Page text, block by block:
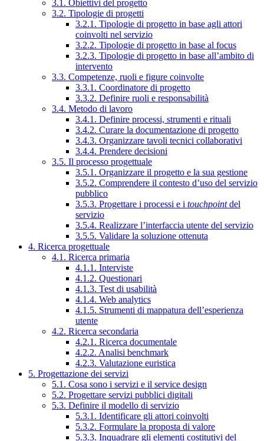
3.1. Obiettivi del progetto
3.2. Tipologie di progetti
3.2.1. Tipologie di progetto in base agli attori
coinvolti nel servizio
3.2.2. Tipologie di progetto in base al focus
3.2.3. Tipologie di progetto in base all’ambito di
intervento
3.3. Competenze, ruoli e figure coinvolte
3.3.1. Coordinatore di progetto
3.3.2. Definire ruoli e responsabilità
3.4. Metodo di lavoro
3.4.1. Definire processi, strumenti e rituali
3.4.2. Curare la documentazione di progetto
3.4.3. Organizzare tavoli tecnici collaborativi
3.4.4. Prendere decisioni
3.5. Il processo progettuale
3.5.1. Organizzare il progetto e la sua gestione
3.5.2. Comprendere il contesto d’uso del servizio
pubblico
3.5.3. Progettare i processi e i touchpointdel
servizio
3.5.4. Realizzare l’interfaccia utente del servizio
3.5.5. Validare la soluzione ottenuta
4. Ricerca progettuale
4.1. Ricerca primaria
4.1.1. Interviste
4.1.2. Questionari
4.1.3. Test di usabilità
4.1.4. Web analytics
4.1.5. Strumenti di mappatura dell’esperienza
utente
4.2. Ricerca secondaria
4.2.1. Ricerca documentale
4.2.2. Analisi benchmark
4.2.3. Valutazione euristica
5. Progettazione dei servizi
5.1. Cosa sono i servizi e il service design
5.2. Progettare servizi pubblici digitali
5.3. Definire il modello di servizio
5.3.1. Identificare gli attori coinvolti
5.3.2. Formulare la proposta di valore
5.3.3. Inquadrare gli elementi costitutivi del